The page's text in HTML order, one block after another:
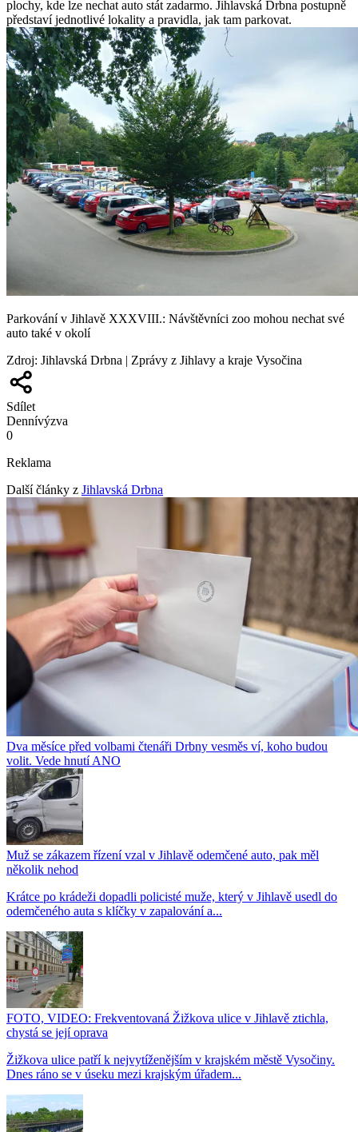
plochy, kde lze nechat auto stát zadarmo. Jihlavská Drbna postupně
představí jednotlivé lokality a pravidla, jak tam parkovat.
Parkování v Jihlavě XXXVIII.: Návštěvníci zoo mohou nechat své
auto také v okolí
Zdroj: Jihlavská Drbna | Zprávy z Jihlavy a kraje Vysočina
Sdílet
Dennívýzva
0
Reklama
Další články z Jihlavská Drbna
Dva měsíce před volbami čtenáři Drbny vesměs ví, koho budou
volit. Vede hnutí ANO
Muž se zákazem řízení vzal v Jihlavě odemčené auto, pak měl
několik nehod
Krátce po krádeži dopadli policisté muže, který v Jihlavě usedl do
odemčeného auta s klíčky v zapalování a...
FOTO, VIDEO: Frekventovaná Žižkova ulice v Jihlavě ztichla,
chystá se její oprava
Žižkova ulice patří k nejvytíženějším v krajském městě Vysočiny.
Dnes ráno se v úseku mezi krajským úřadem...